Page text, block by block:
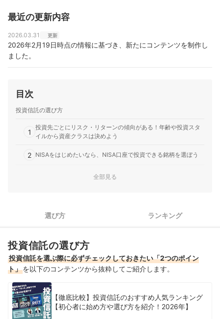
最近の更新内容
2026.03.31 更新
2026年2月19日時点の情報に基づき、新たにコンテンツを制作し
ました。
目次
投資信託の選び方
1
投資先ごとにリスク・リターンの傾向がある！年齢や投資スタ
イルから資産クラスは決めよう
2 NISAをはじめたいなら、NISA口座で投資できる銘柄を選ぼう
山口銀行の投資信託全14選おすすめ人気ランキング
全部見る
選び方 ランキング
投資信託の選び方
投資信託を選ぶ際に必ずチェックしておきたい「2つのポイン
ト」を以下のコンテンツから抜粋してご紹介します。
【徹底比較】投資信託のおすすめ人気ランキング
【初心者に始め方や選び方を紹介！2026年】